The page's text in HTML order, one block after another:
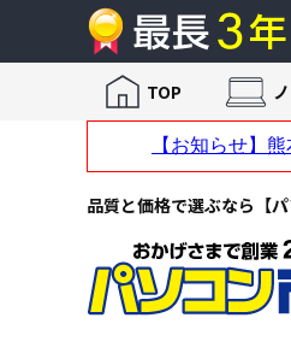
品質と価格で選ぶなら【
TOP